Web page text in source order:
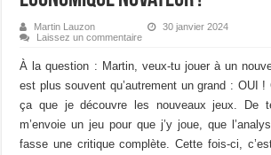
Martin Lauzon 30 janvier 2024
Laissez un commentaire
À la question : Martin, veux-tu jouer à un
est plus souvent qu’autrement un grand : OUI !
ça que je découvre les nouveaux jeux. De
m’envoie un jeu pour que j’y joue, que
fasse une critique complète. Cette fois-ci,